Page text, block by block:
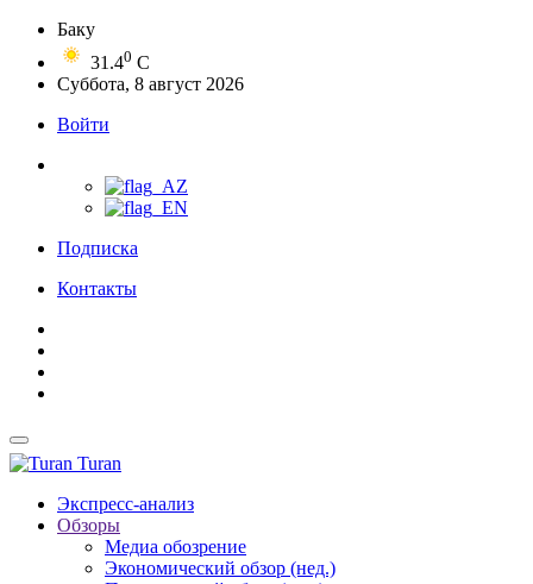
Баку
31.40 C
Суббота, 8 август 2026
Войти
Подписка
Контакты
Turan
Экспресс-анализ
Обзоры
Медиа обозрение
Экономический обзор (нед.)